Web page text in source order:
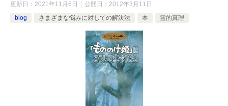
更新日： 2021年11月6日 公開日： 2012年3月11日
blog
さまざまな悩みに対しての解決法 本 霊的真理